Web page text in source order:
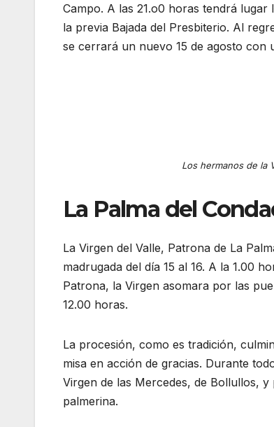
Campo. A las 21.o0 horas tendrá
la previa Bajada del Presbiterio. Al
se cerrará un nuevo 15 de agosto con
Los hermanos de la
La Palma del
La Virgen del Valle, Patrona de La
madrugada del día 15 al 16. A la 1.00
Patrona, la Virgen asomara por las
12.00 horas.
La procesión, como es tradición,
misa en acción de gracias. Durante
Virgen de las Mercedes, de Bollullos,
palmerina.